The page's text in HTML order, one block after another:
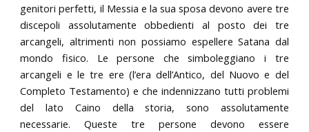
genitori perfetti, il Messia e la sua sposa devono avere tre
discepoli assolutamente obbedienti al posto dei tre
arcangeli, altrimenti non possiamo espellere Satana dal
mondo fisico. Le persone che simboleggiano i tre
arcangeli e le tre ere (l’era dell’Antico, del Nuovo e del
Completo Testamento) e che indennizzano tutti problemi
del lato Caino della storia, sono assolutamente
necessarie. Queste tre persone devono essere